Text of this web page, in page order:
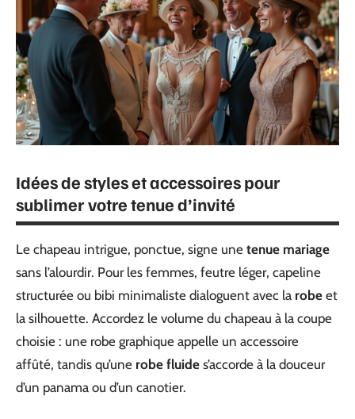
Idées de styles et accessoires pour
sublimer votre tenue d’invité
Le chapeau intrigue, ponctue, signe une tenue mariage
sans l’alourdir. Pour les femmes, feutre léger, capeline
structurée ou bibi minimaliste dialoguent avec la robe et
la silhouette. Accordez le volume du chapeau à la coupe
choisie : une robe graphique appelle un accessoire
affûté, tandis qu’une robe fluide s’accorde à la douceur
d’un panama ou d’un canotier.